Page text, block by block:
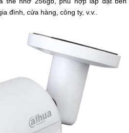
đình, cửa hàng, công ty, v.v..